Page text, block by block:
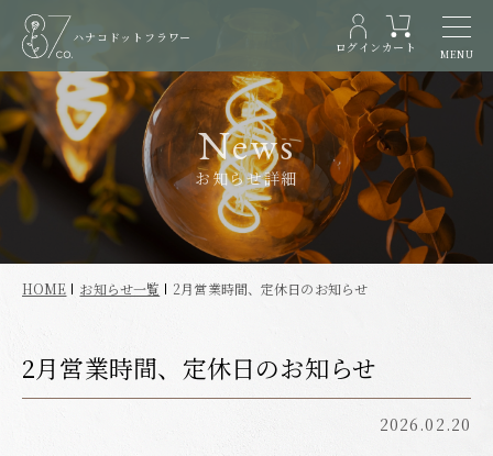
ハナコドットフラワー
MENU
ログイン カート
News
お知らせ詳細
HOME お知らせ一覧 2月営業時間、定休日のお知らせ
2月営業時間、定休日のお知らせ
2026.02.20